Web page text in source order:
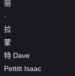
丽
·
拉
蒙
特 Dave
Pettitt Isaac